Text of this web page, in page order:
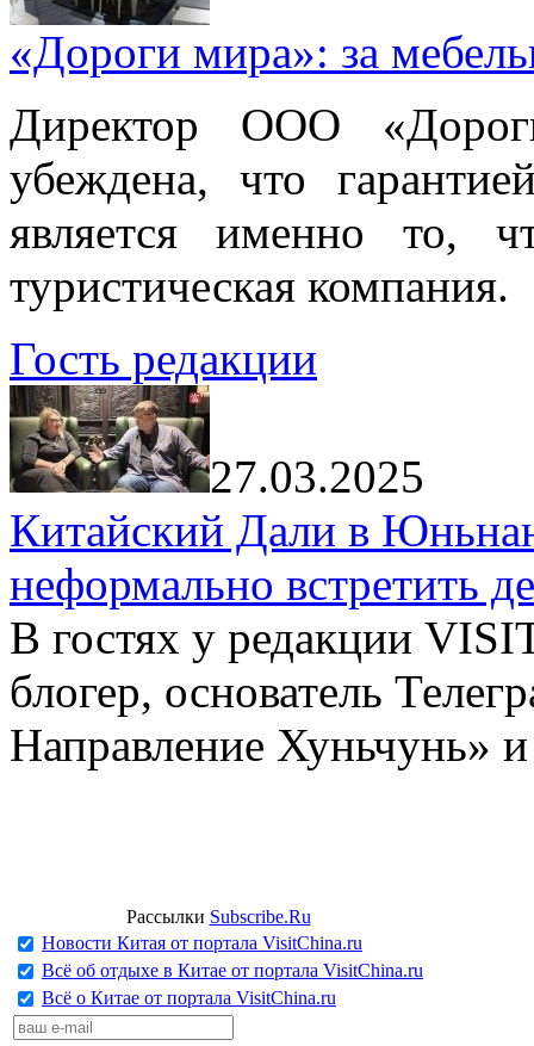
«Дороги мира»: за
Директор ООО
убеждена, что
является именно то,
туристическая компания.
Гость редакции
27.03.2025
Китайский Дали в
неформально встретить
В гостях у редакции
блогер, основатель
Направление Хуньчунь»
Рассылки Subscribe.Ru
Новости Китая от портала VisitChina.ru
Всё об отдыхе в Китае от портала VisitChina.ru
Всё о Китае от портала VisitChina.ru